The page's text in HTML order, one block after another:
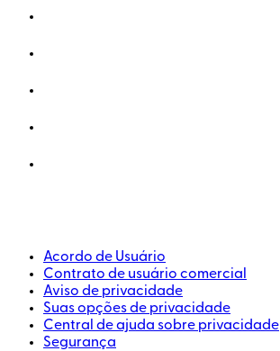
Acordo de Usuário
Contrato de usuário comercial
Aviso de privacidade
Suas opções de privacidade
Central de ajuda sobre privacidade
Segurança